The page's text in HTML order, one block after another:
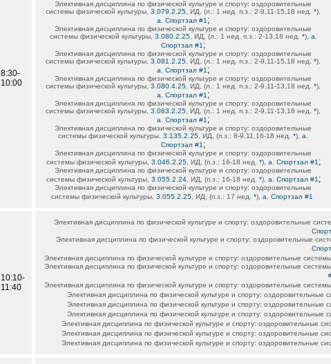
8:30-
10:00
Элективная дисциплина по физической культуре и спорту: оздоровительные
системы физической культуры, 3.079.2.25 , ИД, (л.: 1 нед. п.з.: 2-9,11-15,18 нед. *),
а. Спортзал #1 ;
Элективная дисциплина по физической культуре и спорту: оздоровительные
системы физической культуры, 3.080.2.25, ИД, (л.: 1 нед. п.з.: 2-13,18 нед. *), а.
Спортзал #1 ;
Элективная дисциплина по физической культуре и спорту: оздоровительные
системы физической культуры, 3.081.2.25 , ИД, (л.: 1 нед. п.з.: 2-9,11-15,18 нед. *),
а. Спортзал #1 ;
Элективная дисциплина по физической культуре и спорту: оздоровительные
системы физической культуры, 3.080.4.25 , ИД, (л.: 1 нед. п.з.: 2-9,11-13,18 нед. *),
а. Спортзал #1 ;
Элективная дисциплина по физической культуре и спорту: оздоровительные
системы физической культуры, 3.083.2.25 , ИД, (л.: 1 нед. п.з.: 2-9,11-13,18 нед. *),
а. Спортзал #1 ;
Элективная дисциплина по физической культуре и спорту: оздоровительные
системы физической культуры, 3.135.2.25 , ИД, (п.з.: 8-9,11,16-18 нед. *), а.
Спортзал #1 ;
Элективная дисциплина по физической культуре и спорту: оздоровительные
системы физической культуры, 3.046.2.25, ИД, (п.з.: 16-18 нед. *), а. Спортзал #1 ;
Элективная дисциплина по физической культуре и спорту: оздоровительные
системы физической культуры, 3.055.2.24, ИД, (п.з.: 16-18 нед. *), а. Спортзал #1 ;
Элективная дисциплина по физической культуре и спорту: оздоровительные
системы физической культуры, 3.055.2.25 , ИД, (п.з.: 17 нед. *), а. Спортзал #1
10:10-
11:40
Элективная дисциплина по физической культуре и спорту: оздоровительные
Элективная дисциплина по физической культуре и спорту: оздоровительные
Элективная дисциплина по физической культуре и спорту: оздоровительные
Элективная дисциплина по физической культуре и спорту: оздоровительные
Элективная дисциплина по физической культуре и спорту: оздоровительные
Элективная дисциплина по физической культуре и спорту: оздоровительные
Элективная дисциплина по физической культуре и спорту: оздоровительные
Элективная дисциплина по физической культуре и спорту: оздоровительные
Элективная дисциплина по физической культуре и спорту: оздоровительные
Элективная дисциплина по физической культуре и спорту: оздоровительные
Элективная дисциплина по физической культуре и спорту: оздоровительные